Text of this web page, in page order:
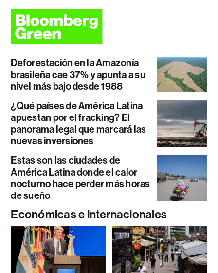
Deforestación en la Amazonía
brasileña cae 37% y apunta a su
nivel más bajo desde 1988
¿Qué países de América Latina
apuestan por el fracking? El
panorama legal que marcará las
nuevas inversiones
Estas son las ciudades de
América Latina donde el calor
nocturno hace perder más horas
de sueño
Económicas e internacionales